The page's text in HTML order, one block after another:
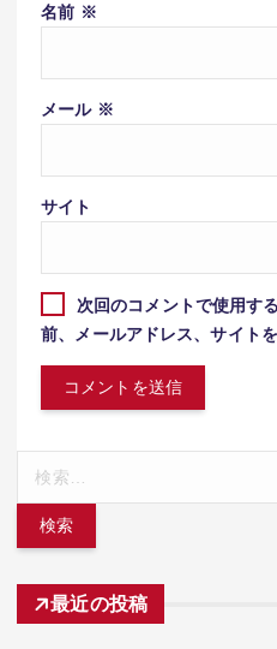
名前 ※
メール ※
サイト
次回のコメントで使用す
前、メールアドレス、サイトを
最近の投稿